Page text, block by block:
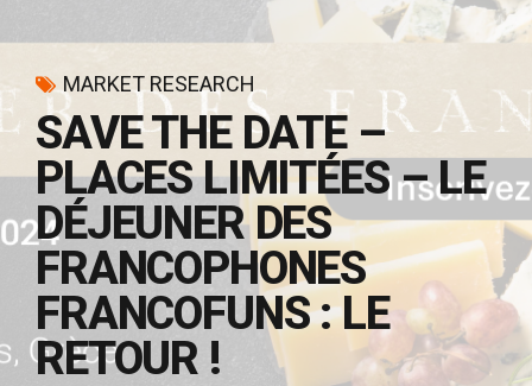
MARKET RESEARCH
SAVE THE DATE –
PLACES LIMITÉES – LE
DÉJEUNER DES
FRANCOPHONES
FRANCOFUNS : LE
RETOUR !